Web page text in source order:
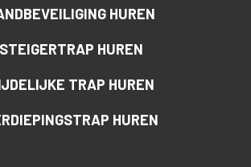
HUREN
STEIGERTRAP HUREN
TRAP HUREN
HUREN